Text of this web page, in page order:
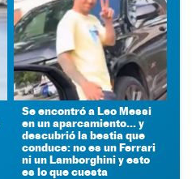
Se encontró a Leo Messi
en un aparcamiento... y
descubrió la bestia que
conduce: no es un Ferrari
ni un Lamborghini y esto
es lo que cuesta